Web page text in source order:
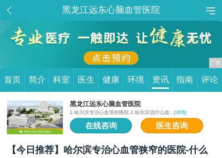
黑龙江远东心脑血管医院
首页 简介 科室 医生 健康 环境 资讯 指南 评论
黑龙江远东心脑血管医院
1.哈尔滨专治心血管的医院.2.哈尔滨治疗心血... [详情]
在线咨询 医生咨询
【今日推荐】哈尔滨专治心血管狭窄的医院-什么